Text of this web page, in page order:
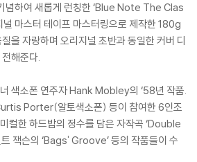
념하여 새롭게 런칭한 ‘Blue Note The Clas
마스터 테이프 마스터링으로 제작한 180g
을 자랑하며 오리지널 초반과 동일한 커버 디
해준다.
색소폰 연주자 Hank Mobley의 ‘58년 작품.
Porter(알토색소폰) 등이 참여한 6인조
컬한 하드밥의 정수를 담은 자작곡 ‘Double
잭슨의 ‘Bags' Groove’ 등의 작품들이 수